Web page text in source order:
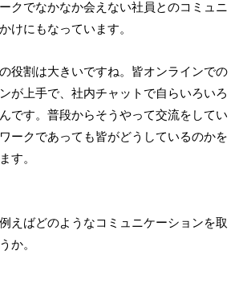
クでなかなか会えない社員とのコミュニ
けにもなっています。
役割は大きいですね。皆オンラインでの
が上手で、社内チャットで自らいろいろ
です。普段からそうやって交流をしてい
ークであっても皆がどうしているのかを
す。
えばどのようなコミュニケーションを取
か。